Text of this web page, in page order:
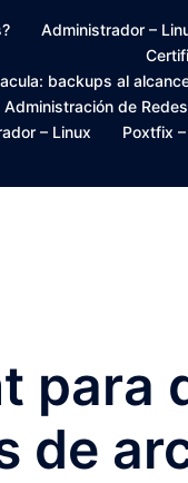
Administrador –
backups al
de
– Linux
Poxtfix
para
de